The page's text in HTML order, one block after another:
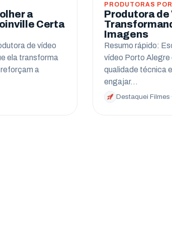
a
Certa
de vídeo
ela transforma
a
PRODUTORAS
Produtora
Imagens
Resumo rápido:
vídeo Porto Alegre
qualidade técnica
engajar…
Destaquei Filmes